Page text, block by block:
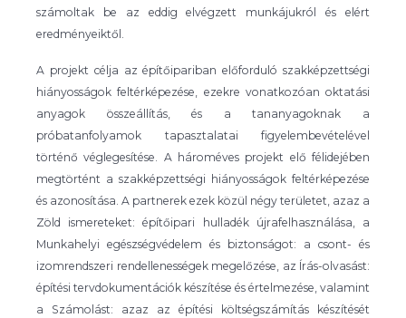
számoltak be az eddig elvégzett munkájukról és elért
eredményeiktől.
A projekt célja az építőipariban előforduló szakképzettségi
hiányosságok feltérképezése, ezekre vonatkozóan oktatási
anyagok összeállítás, és a tananyagoknak a
próbatanfolyamok tapasztalatai figyelembevételével
történő véglegesítése. A hároméves projekt elő félidejében
megtörtént a szakképzettségi hiányosságok feltérképezése
és azonosítása. A partnerek ezek közül négy területet, azaz a
Zöld ismereteket: építőipari hulladék újrafelhasználása, a
Munkahelyi egészségvédelem és biztonságot: a csont- és
izomrendszeri rendellenességek megelőzése, az Írás-olvasást:
építési tervdokumentációk készítése és értelmezése, valamint
a Számolást: azaz az építési költségszámítás készítését